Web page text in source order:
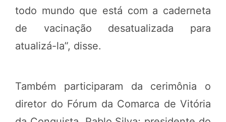
todo mundo que está com a caderneta
de vacinação desatualizada para
atualizá-la”, disse.
Também participaram da cerimônia o
diretor do Fórum da Comarca de Vitória